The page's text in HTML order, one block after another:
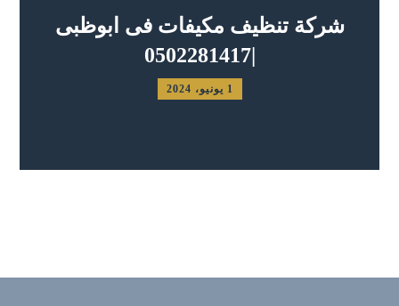
شركة تنظيف مكيفات فى ابوظبى
|0502281417
1 يونيو، 2024